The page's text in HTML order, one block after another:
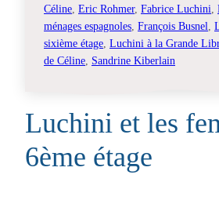
Céline Eric Rohmer, Fabrice Luchini
ménages espagnoles François Busnel
sixième étage Luchini à la Grande
de Céline Sandrine Kiberlain
Luchini et les
6ème étage